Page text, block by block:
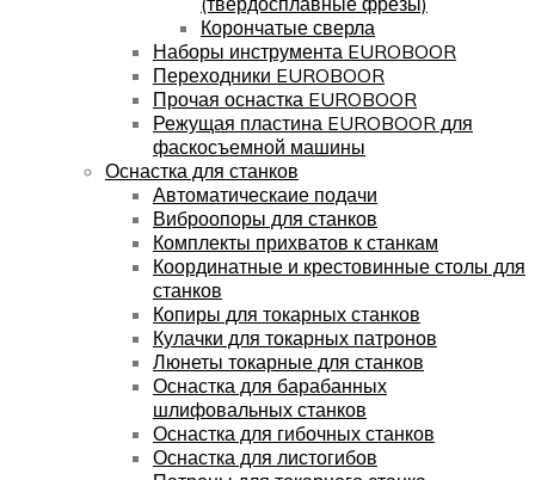
Корончатые сверла
Наборы инструмента EUROBOOR
Переходники EUROBOOR
Прочая оснастка EUROBOOR
Режущая пластина EUROBOOR для
фаскосъемной машины
Оснастка для станков
Автоматическаие подачи
Виброопоры для станков
Комплекты прихватов к станкам
Координатные и крестовинные столы для
станков
Копиры для токарных станков
Кулачки для токарных патронов
Люнеты токарные для станков
Оснастка для барабанных
шлифовальных станков
Оснастка для гибочных станков
Оснастка для листогибов